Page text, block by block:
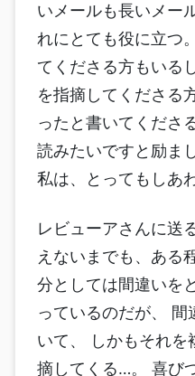
いメールも長いメー
れにとても役に立つ
てくださる方もいる
を指摘してくださる
ったと書いてくださ
読みたいですと励ま
私は、とってもしあ
レビューアさんに送
えないまでも、ある
分としては間違いを
っているのだが、 間
いて、 しかもそれを
摘してくる…。 喜び